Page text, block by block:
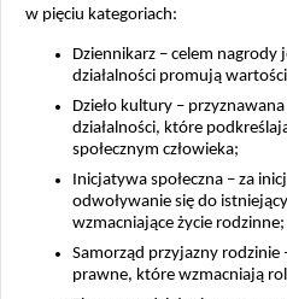
w pięciu kategoriach:
Dziennikarz – celem
działalności promują
Dzieło kultury –
działalności, które
społecznym człowieka;
Inicjatywa społeczna – za
odwoływanie się do
wzmacniające życie rodzinne;
Samorząd przyjazny
prawne, które wzmacniają